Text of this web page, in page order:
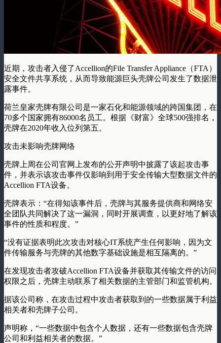
近期，攻击者入侵了Accellion的File Transfer Appliance（FTA）
安全文件共享系统，从而导致能源巨头壳牌公司发生了数据泄
露事件。
荷兰皇家壳牌有限公司是一家石化和能源领域的跨国集团，在
70多个国家拥有86000名员工。根据《财富》全球500强排名，
壳牌在2020年收入位列第五。
攻击未影响壳牌网络
壳牌上周在公司官网上发布的公开声明中披露了该起攻击事
件，并表示该攻击事件仅影响到用于安全传输大型数据文件的
Accellion FTA设备。
壳牌表示：“在得知该事件后，壳牌与其服务提供商和网络安
全团队共同解决了这一漏洞，同时开展调查，以更好地了解该
事件的性质和程度。”
“没有证据表明此次攻击对核心IT系统产生任何影响，因为文
件传输服务与壳牌的其他数字基础设施是相互隔离的。”
在发现攻击者攻破Accellion FTA设备并获取其传输文件的访问
权限之后，壳牌主动联系了相关数据的主管部门和监管机构。
据该公司称，在攻击过程中攻击者获取到的一些数据属于利益
相关者和壳牌子公司。
声明称，“一些数据中包含个人数据，还有一些数据包含壳牌
公司和利益相关者的数据。”